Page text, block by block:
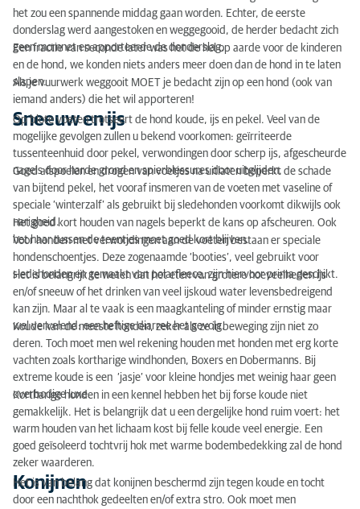
het zou een spannende middag gaan worden. Echter, de eerste
donderslag werd aangestoken en weggegooid, de herder bedacht zich
geen momnet en apporteerde de donderslag.
Een fractie van seconde later was het de hel op aarde voor de kinderen
en de hond, we konden niets anders meer doen dan de hond in te laten
slapen.
Als je vuurwerk weggooit MOET je bedacht zijn op een hond (ook van
iemand anders) die het wil apporteren!
Sneeuw en ijs
Op blote voeten trotseert de hond koude, ijs en pekel. Veel van de
mogelijke gevolgen zullen u bekend voorkomen: geïrriteerde
tussenteenhuid door pekel, verwondingen door scherp ijs, afgescheurde
nagels door harde grond en spierblessures door uitglijden.
Goed afspoelen en drogen van voetjes na uitlaten beperkt de schade
van bijtend pekel, het vooraf insmeren van de voeten met vaseline of
speciale ‘winterzalf’ als gebruikt bij slede­honden voorkomt dikwijls ook
narigheid.
Het goed kort houden van nagels beperkt de kans op afscheuren. Ook
het haar tussen de teentjes moet goed kort blijven.
Voor honden met verwondingen aan de voeten bestaan er speciale
hondenschoentjes. Deze zogenaamde ‘booties’, veel gebruikt voor
sledehonden en gemaakt van polarfleece, zijn hiervoor prima geschikt.
Het is belangrijk te weten dat het eten van grotere hoeveelhe­den ijs
en/of sneeuw of het drinken van veel ijskoud water levensbedreigend
kan zijn. Maar al te vaak is een maagkante­ling of minder ernstig maar
wel vervelend: een hefti­ge diarree het gevolg.
Koude kan de meeste honden, zeker als ze in beweging zijn niet zo
deren. Toch moet men wel rekening houden met honden met erg korte
vachten zoals kortharige windhonden, Boxers en Dober­manns. Bij
extreme koude is een ‘jasje’ voor kleine hondjes met weinig haar geen
overbodige luxe.
Kortharige honden in een kennel hebben het bij forse koude niet
gemakkelijk. Het is belangrijk dat u een dergelijke hond ruim voert: het
warm houden van het lichaam kost bij felle koude veel energie. Een
goed geïsoleerd tochtvrij hok met warme bodembedekking zal de hond
zeker waarderen.
Konijnen
Het is van belang dat konijnen beschermd zijn tegen koude en tocht
door een nachthok gedeelten en/of extra stro. Ook moet men